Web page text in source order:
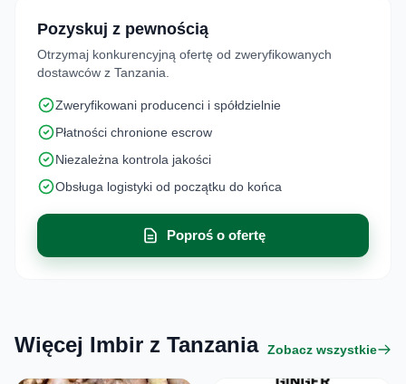
Pozyskuj z pewnością
Otrzymaj konkurencyjną ofertę od zweryfikowanych
dostawców z Tanzania.
Zweryfikowani producenci i spółdzielnie
Płatności chronione escrow
Niezależna kontrola jakości
Obsługa logistyki od początku do końca
Poproś o ofertę
Więcej Imbir z Tanzania Zobacz wszystkie